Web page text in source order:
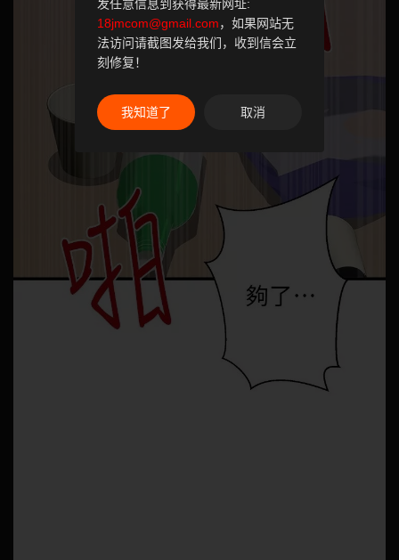
发任意信息到获得最新网址:
18jmcom@gmail.com，如果网站无
法访问请截图发给我们，收到信会立
刻修复！
我知道了 取消